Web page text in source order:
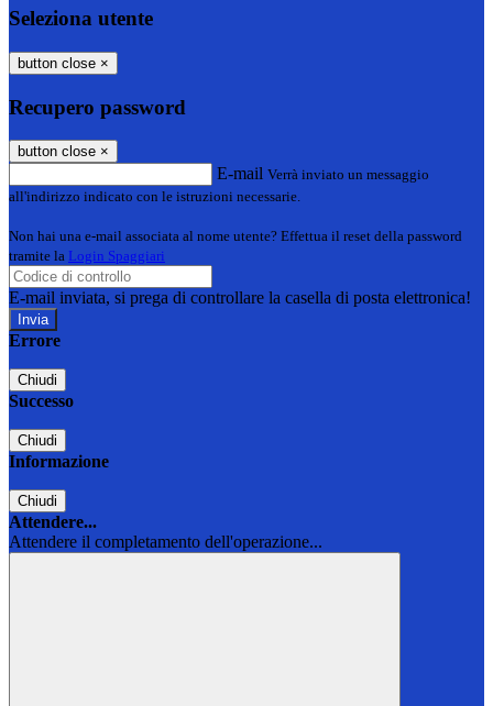
Seleziona utente
button close ×
Recupero password
button close ×
E-mail Verrà inviato un messaggio
all'indirizzo indicato con le istruzioni necessarie.
Non hai una e-mail associata al nome utente? Effettua il reset della password
tramite la Login Spaggiari
E-mail inviata, si prega di controllare la casella di posta elettronica!
Errore
Chiudi
Successo
Chiudi
Informazione
Chiudi
Attendere...
Attendere il completamento dell'operazione...